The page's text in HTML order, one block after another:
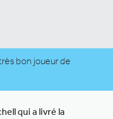
bon joueur de
qui a livré la